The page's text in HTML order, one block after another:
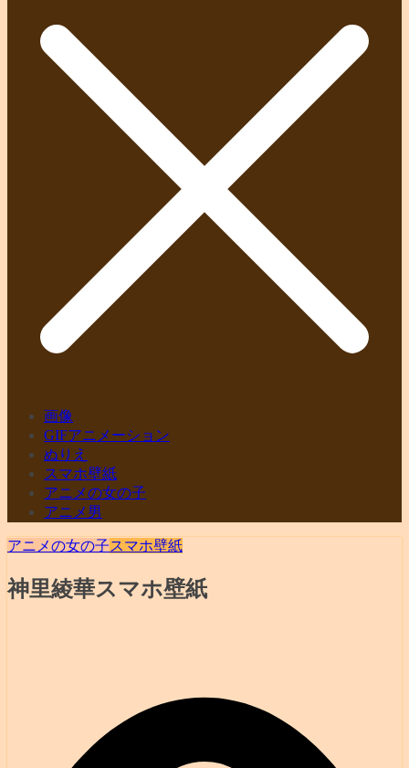
画像
GIFアニメーション
ぬりえ
スマホ壁紙
アニメの女の子
アニメ男
アニメの女の子スマホ壁紙
神里綾華スマホ壁紙